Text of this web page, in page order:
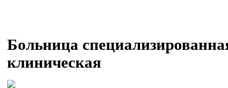
Больница
клиническая